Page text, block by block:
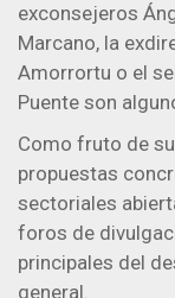
exconsejeros
Marcano, la
Amorrortu o el
Puente son
Como fruto de
propuestas
sectoriales
foros de
principales del
general.